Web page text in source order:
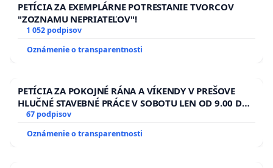
PETÍCIA ZA EXEMPLÁRNE POTRESTANIE TVORCOV
"ZOZNAMU NEPRIATEĽOV"!
1 052 podpisov
Oznámenie o transparentnosti
PETÍCIA ZA POKOJNÉ RÁNA A VÍKENDY V PREŠOVE
HLUČNÉ STAVEBNÉ PRÁCE V SOBOTU LEN OD 9.00 DO
13.00 HOD., CEZ PRACOVNÝ TÝŽDEŇ CIEĽ 8.00 – 18.00
HOD. A PRAVIDELNÁ KONTROLA STAVBY C-AREA NA
ĎUMBIERSKEJ/MAGU
67 podpisov
Oznámenie o transparentnosti